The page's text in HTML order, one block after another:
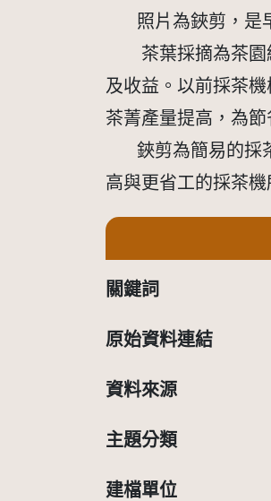
照片為鋏剪，是
茶葉採摘為茶園經
及收益。以前採茶
茶菁產量提高，為
鋏剪為簡易的採茶
高與更省工的採茶機
關鍵詞
原始資料連結
資料來源
主題分類
建檔單位